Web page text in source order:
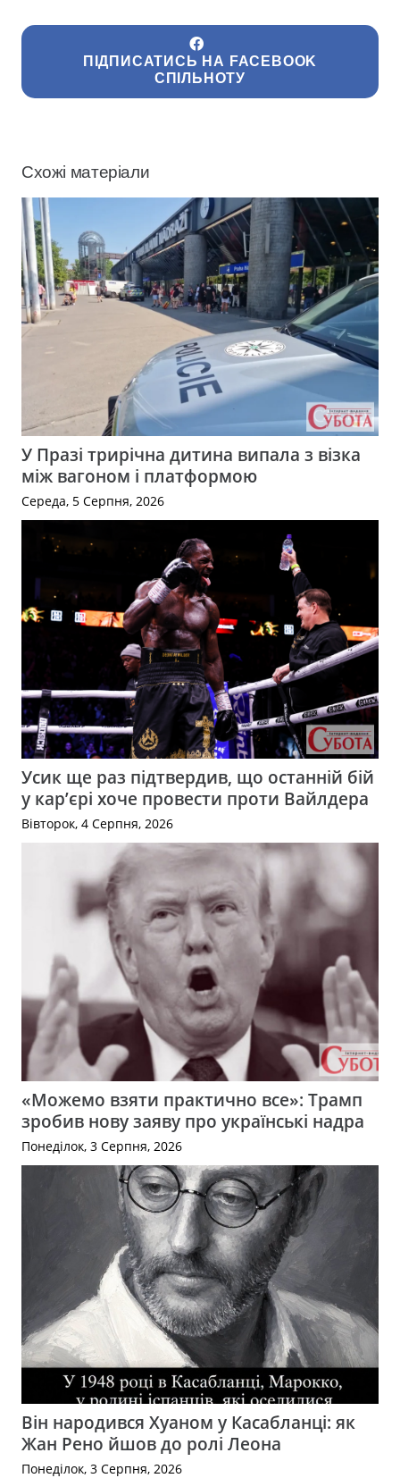
ПІДПИСАТИСЬ НА FACEBOOK
СПІЛЬНОТУ
Схожі матеріали
У Празі трирічна дитина випала з візка
між вагоном і платформою
Середа, 5 Серпня, 2026
Усик ще раз підтвердив, що останній бій
у кар’єрі хоче провести проти Вайлдера
Вівторок, 4 Серпня, 2026
«Можемо взяти практично все»: Трамп
зробив нову заяву про українські надра
Понеділок, 3 Серпня, 2026
Він народився Хуаном у Касабланці: як
Жан Рено йшов до ролі Леона
Понеділок, 3 Серпня, 2026